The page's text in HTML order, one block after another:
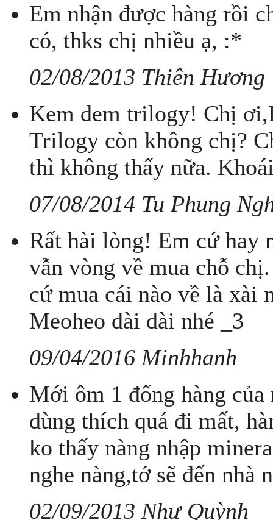
Em nhận được hàng rồi
có, thks chị nhiều ạ, :*
02/08/2013 Thiên Hương
Kem dem trilogy! Chị
Trilogy còn không chị?
thì không thấy nữa.
07/08/2014 Tu Phung
Rất hài lòng! Em cứ hay
vẫn vòng về mua chỗ
cứ mua cái nào về là xài
Meoheo dài dài nhé _3
09/04/2016 Minhhanh
Mới ôm 1 đống hàng
dùng thích quá đi mất,
ko thấy nàng nhập
nghe nàng,tớ sẽ đến nhà
02/09/2013 Như Quỳnh